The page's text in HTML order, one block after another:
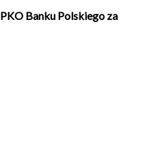
Banku Polskiego za